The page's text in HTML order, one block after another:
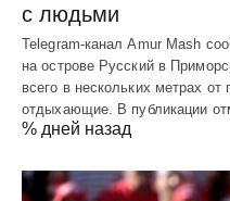
с людьми
Telegram‑канал Amur Mash
на острове Русский в
всего в нескольких метрах
отдыхающие. В публикации
% дней назад